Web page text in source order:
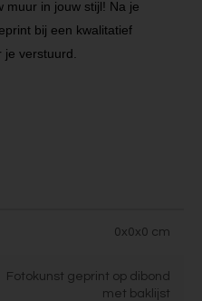
muur in jouw stijl! Na je
bij een kwalitatief
verstuurd.
0x0x0 cm
Fotokunst geprint op dibond
met baklijst